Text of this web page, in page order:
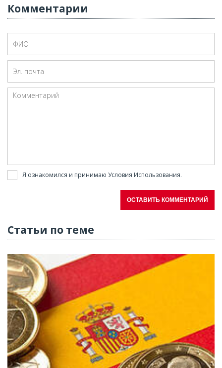
Комментарии
Я ознакомился и принимаю Условия Использования.
ОСТАВИТЬ КОММЕНТАРИЙ
Статьи по теме